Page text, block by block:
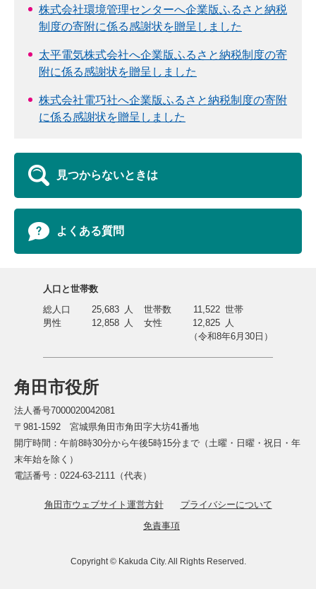
株式会社環境管理センターへ企業版ふるさと納税
制度の寄附に係る感謝状を贈呈しました
太平電気株式会社へ企業版ふるさと納税制度の寄
附に係る感謝状を贈呈しました
株式会社電巧社へ企業版ふるさと納税制度の寄附
に係る感謝状を贈呈しました
見つからないときは
よくある質問
角田市役所
法人番号7000020042081
〒981-1592 宮城県角田市角田字大坊41番地
開庁時間：午前8時30分から午後5時15分まで（土曜・日曜・祝日・年
末年始を除く）
電話番号：0224-63-2111（代表）
角田市ウェブサイト運営方針
プライバシーについて
免責事項
Copyright © Kakuda City. All Rights Reserved.
人口と世帯数
総人口
25,683 人 世帯数 11,522 世帯
男性
12,858 人 女性 12,825
人
（令和8年6月30日）